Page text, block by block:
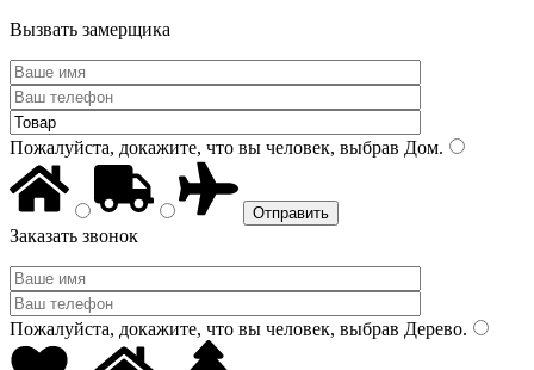
Вызвать замерщика
Пожалуйста, докажите, что вы человек, выбрав Дом.
Заказать звонок
Пожалуйста, докажите, что вы человек, выбрав Дерево.